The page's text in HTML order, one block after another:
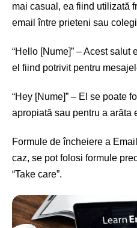
mai casual, ea fiind utilizată
email între prieteni sau
“Hello [Nume]” – Acest salut
el fiind potrivit pentru
“Hey [Nume]” – El se poate
apropiată sau pentru a arăta
Formule de încheiere a
caz, se pot folosi formule
“Take care”.